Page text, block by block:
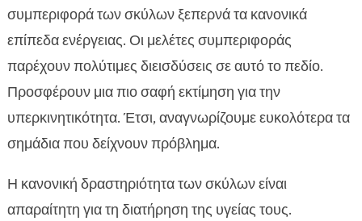
συμπεριφορά των σκύλων ξεπερνά τα κανονικά
επίπεδα ενέργειας. Οι μελέτες συμπεριφοράς
παρέχουν πολύτιμες διεισδύσεις σε αυτό το πεδίο.
Προσφέρουν μια πιο σαφή εκτίμηση για την
υπερκινητικότητα. Έτσι, αναγνωρίζουμε ευκολότερα τα
σημάδια που δείχνουν πρόβλημα.
Η κανονική δραστηριότητα των σκύλων είναι
απαραίτητη για τη διατήρηση της υγείας τους.